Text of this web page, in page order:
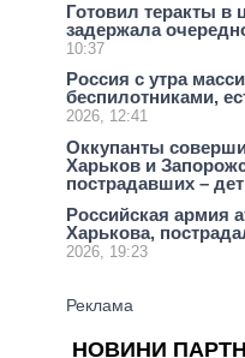
Готовил теракты в
задержала
10:37
Россия с утра
беспилотниками,
2026, 12:41
Оккупанты
Харьков и
пострадавших –
Российская армия
Харькова,
2026, 19:23